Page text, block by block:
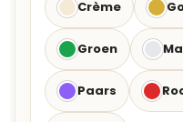
Crème
Groen
Paars